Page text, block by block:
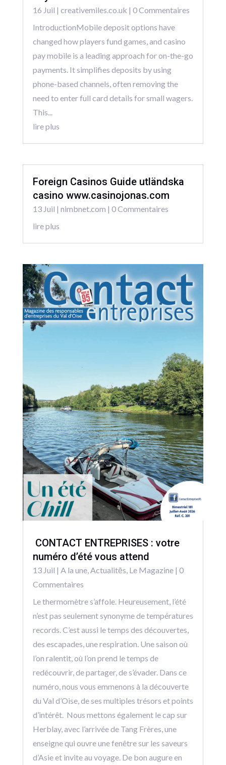
16 Juil | creativemiles.co.uk | 0 Commentaires
IntroductionMobile deposit options have
changed how players fund games, and casino
pay mobile is a leading approach for on-the-go
payments. It simplifies deposits by using
phone-based channels, often removing the
need to enter full card details for small wagers.
This...
lire plus
Foreign Casinos Guide utländska
casino www.casinojonas.com
13 Juil | nimbnet.com | 0 Commentaires
lire plus
CONTACT ENTREPRISES : votre
numéro d’été vous attend
13 Juil | A la une,Actualitēs, Le Magazine| 0
Commentaires
Le thermomètre s’affole. Heureusement, l’été
n’est pas seulement synonyme de températures
records. C’est aussi le temps des découvertes,
des escapades, une respiration. Une saison où
l’on ralentit, où l’on prend le temps de
redécouvrir, de partager, de s’évader. Dans ce
numéro, nous vous emmenons à la découverte
du Val d’Oise, de ses multiples trésors et points
d’intérêt. Nous mettons également le cap sur
Herblay, avec l’arrivée de Tang Frères, une
enseigne qui ouvre une fenêtre sur les saveurs
d’Asie et invite au voyage. De bon augure en